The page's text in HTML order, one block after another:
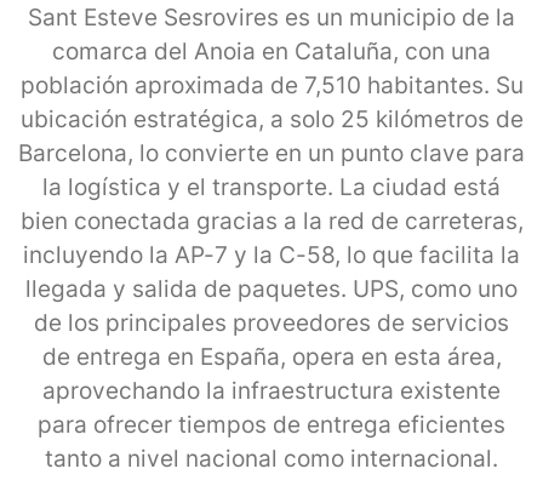
Sant Esteve Sesrovires es un municipio de la
comarca del Anoia en Cataluña, con una
población aproximada de 7,510 habitantes. Su
ubicación estratégica, a solo 25 kilómetros de
Barcelona, lo convierte en un punto clave para
la logística y el transporte. La ciudad está
bien conectada gracias a la red de carreteras,
incluyendo la AP-7 y la C-58, lo que facilita la
llegada y salida de paquetes. UPS, como uno
de los principales proveedores de servicios
de entrega en España, opera en esta área,
aprovechando la infraestructura existente
para ofrecer tiempos de entrega eficientes
tanto a nivel nacional como internacional.